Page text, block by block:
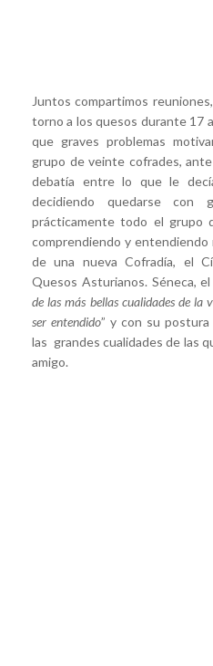
Juntos compartimos
torno a los quesos durante 17
que graves problemas
grupo de veinte cofrades,
debatía entre lo que le
decidiendo quedarse
prácticamente todo el grupo
comprendiendo y entendiendo
de una nueva Cofradía, el
Quesos Asturianos. Séneca,
de las más bellas cualidades de la
ser entendido” y con su
las grandes cualidades de las
amigo.